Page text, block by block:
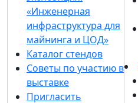
«Инженерная
инфраструктура для
майнинга и ЦОД»
Каталог стендов
Советы по участию в
выставке
Пригласить